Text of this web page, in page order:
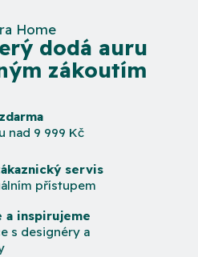
Home
dodá auru
zákoutím
nad 9 999 Kč
servis
přístupem
a inspirujeme
s designéry a